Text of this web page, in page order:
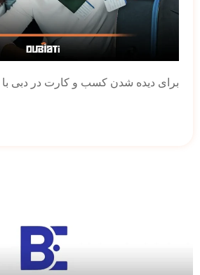
برای دیده شدن کسب و کارت در دبی با